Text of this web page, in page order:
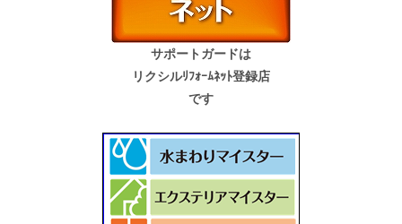
サポートガードは
リクシルﾘﾌｫｰﾑﾈｯﾄ登録店
です